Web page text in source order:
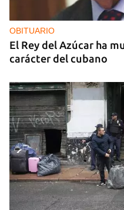
OBITUARIO
El Rey del Azúcar ha
carácter del cubano